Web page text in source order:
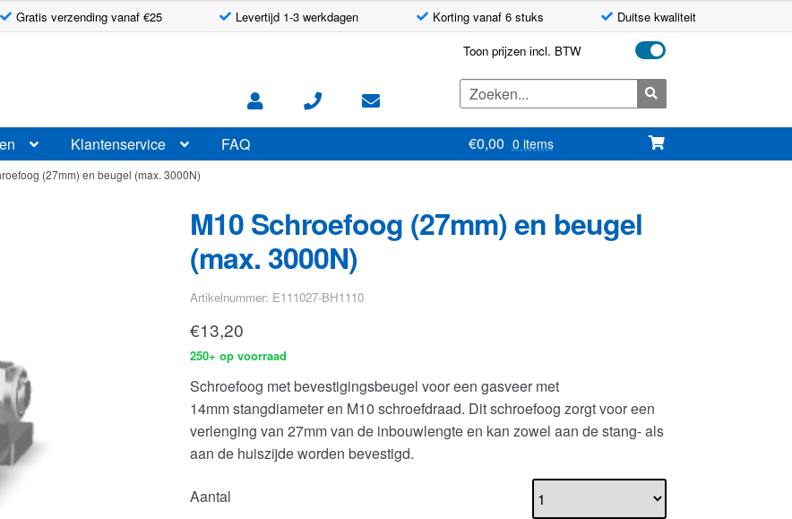
Gratis verzending vanaf €25 Levertijd 1-3 werkdagen Korting vanaf 6 stuks Duitse kwaliteit
Toon prijzen incl. BTW
Zoeken
naar:
Klantenservice FAQ €0,00 0 items
(27mm) en beugel (max. 3000N)
M10 Schroefoog (27mm) en beugel
(max. 3000N)
Artikelnummer: E111027-BH1110
€13,20
250+ op voorraad
Schroefoog met bevestigingsbeugel voor een gasveer met
14mm stangdiameter en M10 schroefdraad. Dit schroefoog zorgt voor een
verlenging van 27mm van de inbouwlengte en kan zowel aan de stang- als
aan de huiszijde worden bevestigd.
Aantal